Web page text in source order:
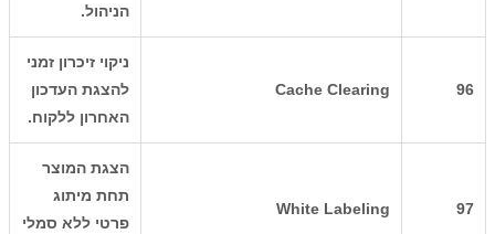
הניהול.
96
Cache Clearing
ניקוי זיכרון זמני
להצגת העדכון
האחרון ללקוח.
97
White Labeling
הצגת המוצר
תחת מיתוג
פרטי ללא סמלי